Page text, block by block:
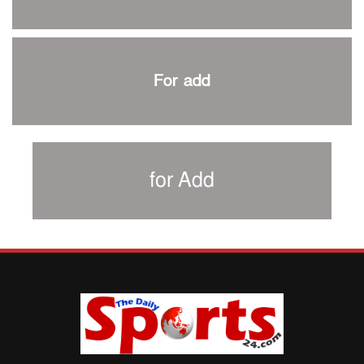
শান্ত-মুমিনুলদের ব্যাটে প্রথম দিন বাংলাদেশের
প্রচার বিমুখ এক ক্রীড়া অন্তপ্রাণ সংগঠক
নতুন সভাপতি পাচ্ছে ক্রিকেটের আইন প্রণয়নকারী সংস্থা এমসিসি
সাফের হ্যাটট্রিক মিশনে থাইল্যান্ডের পথে আফঈদারা
বায়ার্নকে বিদায় করে ফাইনালে পিএসজি
আগামী বছর থেকে শিক্ষাক্ষেত্রে খেলাধুলা বাধ্যতামূলক করা হবে:
পাকিস্তানের বিপক্ষে টেস্টের আগে বাংলাদেশের প্রস্তুতি নিয়ে
আত্মবিশ্বাসী সিমন্স
ই-স্পোর্টসের বিশ্বমঞ্চে বাংলাদেশ
For add
for Add